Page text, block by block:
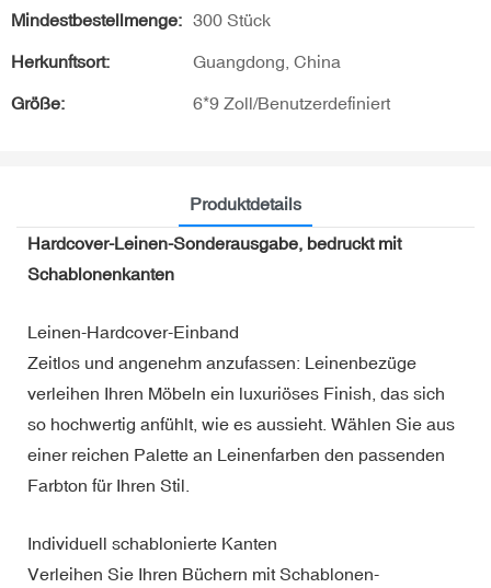
Mindestbestellmenge: 300 Stück
Herkunftsort: Guangdong, China
Größe: 6*9 Zoll/Benutzerdefiniert
Produktdetails
Hardcover-Leinen-Sonderausgabe, bedruckt mit
Schablonenkanten
Leinen-Hardcover-Einband
Zeitlos und angenehm anzufassen: Leinenbezüge
verleihen Ihren Möbeln ein luxuriöses Finish, das sich
so hochwertig anfühlt, wie es aussieht. Wählen Sie aus
einer reichen Palette an Leinenfarben den passenden
Farbton für Ihren Stil.
Individuell schablonierte Kanten
Verleihen Sie Ihren Büchern mit Schablonen-